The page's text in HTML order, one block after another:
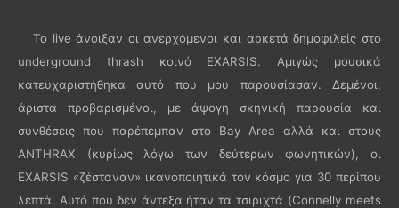
Το live άνοιξαν οι ανερχόμενοι και αρκετά δημοφιλείς στο
underground thrash κοινό EXARSIS. Αμιγώς μουσικά
κατευχαριστήθηκα αυτό που μου παρουσίασαν. Δεμένοι,
άριστα προβαρισμένοι, με άψογη σκηνική παρουσία και
συνθέσεις που παρέπεμπαν στο Bay Area αλλά και στους
ANTHRAX (κυρίως λόγω των δεύτερων φωνητικών), οι
EXARSIS «ζέσταναν» ικανοποιητικά τον κόσμο για 30 περίπου
λεπτά. Αυτό που δεν άντεξα ήταν τα τσιριχτά (Connelly meets